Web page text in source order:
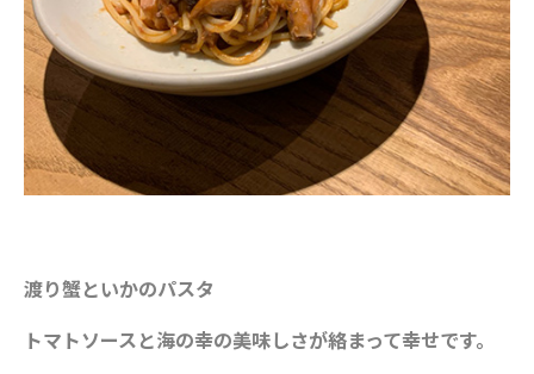
渡り蟹といかのパスタ
トマトソースと海の幸の美味しさが絡まって幸せです。